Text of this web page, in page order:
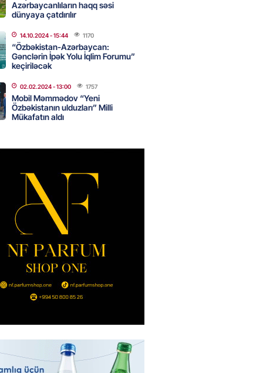
ofisi Pezeşkianın istefası
iddiaları təkzib etdi
- 14:15
canlıların hücumu başlayıb?
PENSİYA VƏ MÜAVİNƏTLƏR
ARTIRILACAQ? – Mühüm
- 13:45
yağış yağacaq
- 13:30
gedirmiş
- 13:15
Azərbaycanlıların haqq səsi
dünyaya çatdırılır
14.10.2024- 15:44 1170
“Özbəkistan-Azərbaycan:
Gənclərin İpək Yolu İqlim Forumu”
keçiriləcək
02.02.2024- 13:00 1757
Mobil Məmmədov “Yeni
Özbəkistanın ulduzları” Milli
Mükafatın aldı